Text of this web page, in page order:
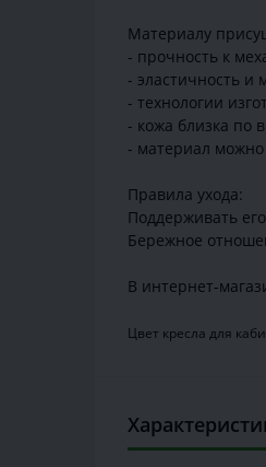
Материалу
- прочность к
- эластичность и
- технологии
- кожа близка по
- материал
Правила ухода:
Поддерживать
Бережное
В интернет-
Цвет кресла для